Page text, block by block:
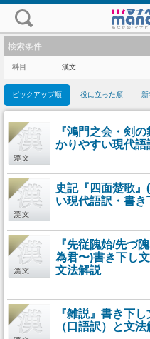
検索条件
科目 漢文
ピックアップ順 役に立った順 新
『鴻門之会・剣
かりやすい現代
史記『四面楚歌
い現代語訳・書
『先従隗始/先づ
為君〜)書き下し
文法解説
『雑説』書き下
（口語訳）と文法